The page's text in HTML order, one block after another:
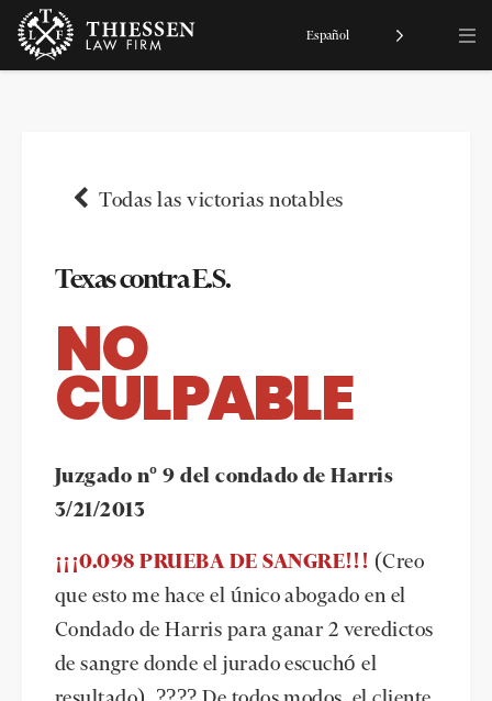
Todas las victorias notables
Texas contra E.S.
NO
CULPABLE
Juzgado nº 9 del condado de Harris
3/21/2013
¡¡¡0.098 PRUEBA DE SANGRE!!! (Creo
que esto me hace el único abogado en el
Condado de Harris para ganar 2 veredictos
de sangre donde el jurado escuchó el
Español